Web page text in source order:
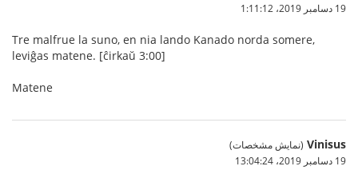
19 دسامبر 2019،‏ 1:11:12
Tre malfrue la suno, en nia lando Kanado norda somere,
leviĝas matene. [ĉirkaŭ 3:00]
Matene
Vinisus (نمایش مشخصات)
19 دسامبر 2019،‏ 13:04:24